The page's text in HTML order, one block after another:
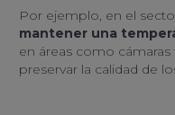
Por ejemplo, en el
mantener una
en áreas como cámaras
preservar la calidad de